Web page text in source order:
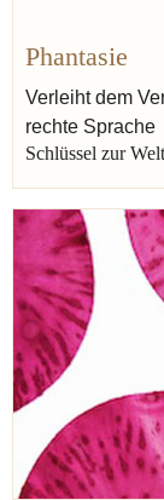
Phantasie
Verleiht dem
rechte Sprache
Schlüssel zur Welt